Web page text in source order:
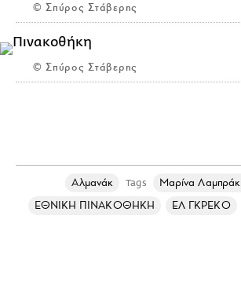
© Σπύρος Στάβερης
© Σπύρος Στάβερης
Αλμανάκ Tags
Μαρίνα
ΕΘΝΙΚΗ ΠΙΝΑΚΟΘΗΚΗ
ΕΛ ΓΚΡΕΚΟ